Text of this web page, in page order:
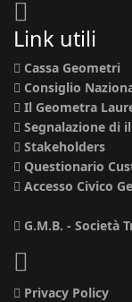
Link utili
Cassa Geometri
Consiglio
Il Geometra
Segnalazione di
Stakeholders
Questionario
Accesso Civico
G.M.B. - Società
Privacy Policy